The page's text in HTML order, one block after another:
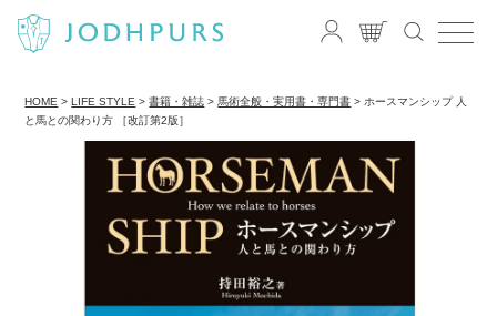
HOME LIFE STYLE 書籍・雑誌 馬術全般・実用書・専門書
ホースマンシップ 人
と馬との関わり方 ［改訂第2版］